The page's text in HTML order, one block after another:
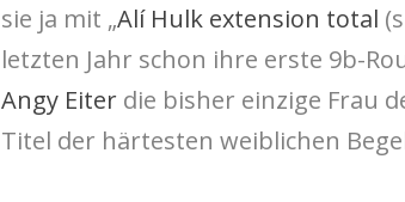
sie ja mit „Alí Hulk extension total
letzten Jahr schon ihre erste 9b-
Angy Eiterdie bisher einzige Frau
Titel der härtesten weiblichen